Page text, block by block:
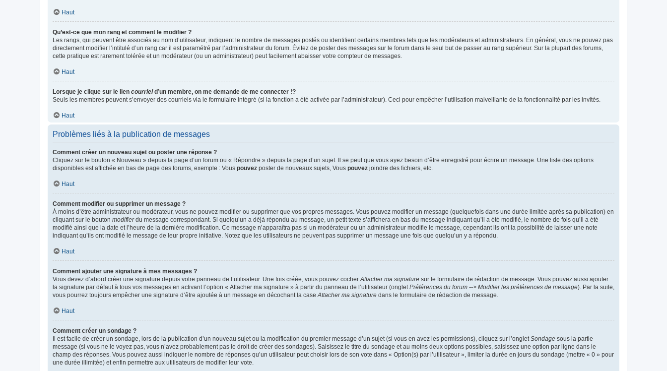
Haut
Qu’est-ce que mon rang et comment le modifier ?
Les rangs, qui peuvent être associés au nom d’utilisateur, indiquent le nombre de messages postés ou identifient certains membres tels que les modérateurs et administrateurs. En général, vous ne pouvez pas
directement modifier l’intitulé d’un rang car il est paramétré par l’administrateur du forum. Évitez de poster des messages sur le forum dans le seul but de passer au rang supérieur. Sur la plupart des forums,
cette pratique est rarement tolérée et un modérateur (ou un administrateur) peut facilement abaisser votre compteur de messages.
Haut
Lorsque je clique sur le lien courrield’un membre, on me demande de me connecter !?
Seuls les membres peuvent s’envoyer des courriels via le formulaire intégré (si la fonction a été activée par l’administrateur). Ceci pour empêcher l’utilisation malveillante de la fonctionnalité par les invités.
Haut
Problèmes liés à la publication de messages
Comment créer un nouveau sujet ou poster une réponse ?
Cliquez sur le bouton « Nouveau » depuis la page d’un forum ou « Répondre » depuis la page d’un sujet. Il se peut que vous ayez besoin d’être enregistré pour écrire un message. Une liste des options
disponibles est affichée en bas de page des forums, exemple : Vous pouvez poster de nouveaux sujets, Vous pouvez joindre des fichiers, etc.
Haut
Comment modifier ou supprimer un message ?
À moins d’être administrateur ou modérateur, vous ne pouvez modifier ou supprimer que vos propres messages. Vous pouvez modifier un message (quelquefois dans une durée limitée après sa publication) en
cliquant sur le bouton modifierdu message correspondant. Si quelqu’un a déjà répondu au message, un petit texte s’affichera en bas du message indiquant qu’il a été modifié, le nombre de fois qu’il a été
modifié ainsi que la date et l’heure de la dernière modification. Ce message n’apparaîtra pas si un modérateur ou un administrateur modifie le message, cependant ils ont la possibilité de laisser une note
indiquant qu’ils ont modifié le message de leur propre initiative. Notez que les utilisateurs ne peuvent pas supprimer un message une fois que quelqu’un y a répondu.
Haut
Comment ajouter une signature à mes messages ?
Vous devez d’abord créer une signature depuis votre panneau de l’utilisateur. Une fois créée, vous pouvez cocherAttacher ma signature sur le formulaire de rédaction de message. Vous pouvez aussi ajouter
la signature par défaut à tous vos messages en activant l’option « Attacher ma signature » à partir du panneau de l’utilisateur (ongletPréférences du forum --> Modifier les préférences de message). Par la suite,
vous pourrez toujours empêcher une signature d’être ajoutée à un message en décochant la caseAttacher ma signature dans le formulaire de rédaction de message.
Haut
Comment créer un sondage ?
Il est facile de créer un sondage, lors de la publication d’un nouveau sujet ou la modification du premier message d’un sujet (si vous en avez les permissions), cliquez sur l’ongletSondage sous la partie
message (si vous ne le voyez pas, vous n’avez probablement pas le droit de créer des sondages). Saisissez le titre du sondage et au moins deux options possibles, saisissez une option par ligne dans le
champ des réponses. Vous pouvez aussi indiquer le nombre de réponses qu’un utilisateur peut choisir lors de son vote dans « Option(s) par l’utilisateur », limiter la durée en jours du sondage (mettre « 0 » pour
une durée illimitée) et enfin permettre aux utilisateurs de modifier leur vote.